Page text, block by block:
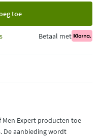
toe
Betaal met
Men Expert producten toe
De aanbieding wordt